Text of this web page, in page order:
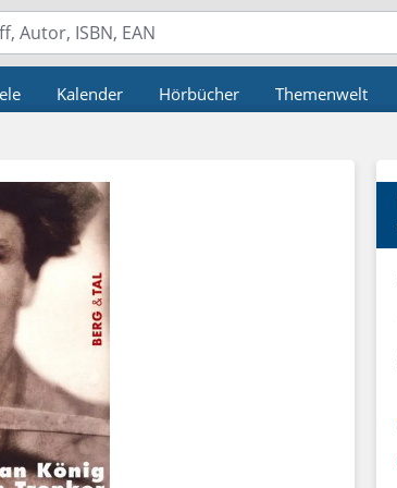
Kalender Hörbücher Themenwelt